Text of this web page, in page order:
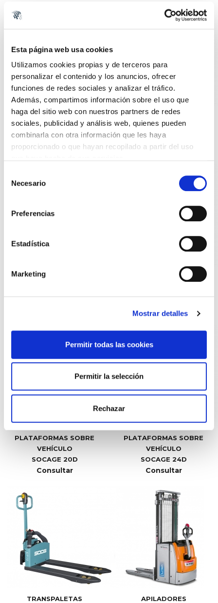
Esta página web usa cookies
Utilizamos cookies propias y de terceros para
personalizar el contenido y los anuncios, ofrecer
funciones de redes sociales y analizar el tráfico.
Además, compartimos información sobre el uso que
haga del sitio web con nuestros partners de redes
sociales, publicidad y análisis web, quienes pueden
combinarla con otra información que les haya
proporcionado o que hayan recopilado a partir del uso
Necesario
Preferencias
Estadística
Marketing
Mostrar detalles
Permitir todas las cookies
Permitir la selección
Rechazar
PLATAFORMAS SOBRE
VEHÍCULO
SOCAGE 15 VTJ
Consultar
SOCAGE 16A
PLATAFORMAS SOBRE
SOCAGE 18T
Consultar
PLATAFORMAS SOBRE
VEHÍCULO
SOCAGE 20D
Consultar
PLATAFORMAS SOBRE
VEHÍCULO
SOCAGE 24D
Consultar
TRANSPALETAS
APILADORES